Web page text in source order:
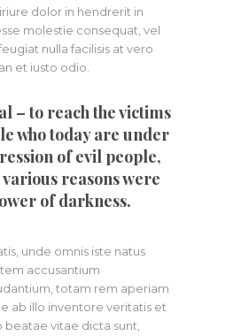
dolor in hendrerit in
molestie consequat, vel
nulla facilisis at vero
et iusto odio.
– to reach the victims
who today are under
of evil people,
reasons were
of darkness.
unde omnis iste natus
accusantium
totam rem aperiam
ab illo inventore veritatis et
vitae dicta sunt,